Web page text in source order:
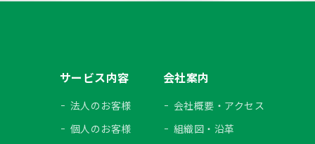
サービス内容
法人のお客様
個人のお客様
会社案内
会社概要・アクセス
組織図・沿革